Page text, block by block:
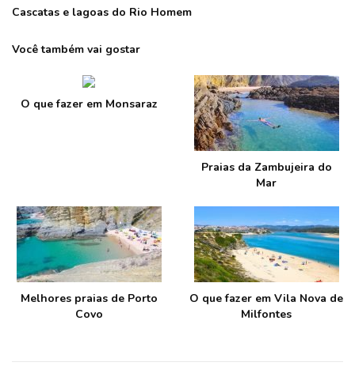
Cascatas e lagoas do Rio Homem
Você também vai gostar
O que fazer em Monsaraz
Praias da Zambujeira do
Mar
Melhores praias de Porto
Covo
O que fazer em Vila Nova de
Milfontes